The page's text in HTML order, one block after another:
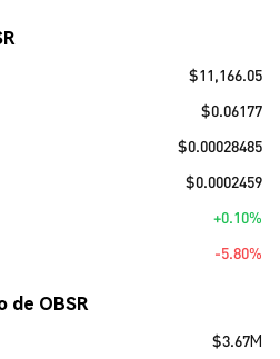
$11,166.05
$0.06177
$0.00028485
$0.0002459
+0.10%
-5.80%
de OBSR
$3.67M